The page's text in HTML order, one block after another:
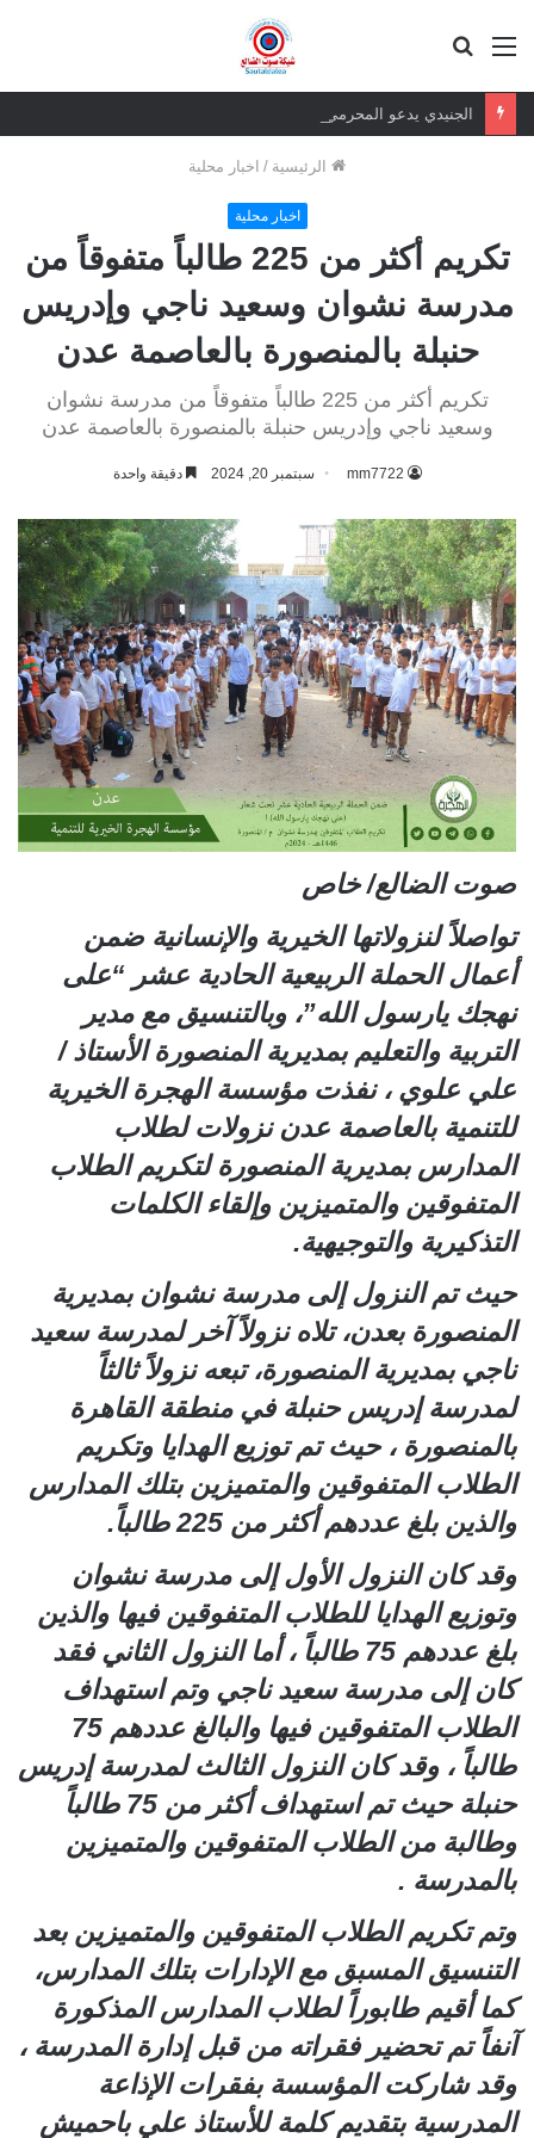
القائمة
الرئيسية / اخبار محلية
اخبار محلية
تكريم أكثر من 225 طالباً متفوقاً من
مدرسة نشوان وسعيد ناجي وإدريس
حنبلة بالمنصورة بالعاصمة عدن
تكريم أكثر من 225 طالباً متفوقاً من مدرسة نشوان
وسعيد ناجي وإدريس حنبلة بالمنصورة بالعاصمة عدن
mm7722 سبتمبر 20, 2024 دقيقة واحدة
صوت الضالع/ خاص
تواصلاً لنزولاتها الخيرية والإنسانية ضمن
أعمال الحملة الربيعية الحادية عشر “على
نهجك يارسول الله”، وبالتنسيق مع مدير
التربية والتعليم بمديرية المنصورة الأستاذ /
علي علوي ، نفذت مؤسسة الهجرة الخيرية
للتنمية بالعاصمة عدن نزولات لطلاب
المدارس بمديرية المنصورة لتكريم الطلاب
المتفوقين والمتميزين وإلقاء الكلمات
التذكيرية والتوجيهية.
حيث تم النزول إلى مدرسة نشوان بمديرية
المنصورة بعدن، تلاه نزولاً آخر لمدرسة سعيد
ناجي بمديرية المنصورة، تبعه نزولاً ثالثاً
لمدرسة إدريس حنبلة في منطقة القاهرة
بالمنصورة ، حيث تم توزيع الهدايا وتكريم
الطلاب المتفوقين والمتميزين بتلك المدارس
والذين بلغ عددهم أكثر من 225 طالباً.
وقد كان النزول الأول إلى مدرسة نشوان
وتوزيع الهدايا للطلاب المتفوقين فيها والذين
بلغ عددهم 75 طالباً ، أما النزول الثاني فقد
كان إلى مدرسة سعيد ناجي وتم استهداف
الطلاب المتفوقين فيها والبالغ عددهم 75
طالباً ، وقد كان النزول الثالث لمدرسة إدريس
حنبلة حيث تم استهداف أكثر من 75 طالباً
وطالبة من الطلاب المتفوقين والمتميزين
بالمدرسة .
وتم تكريم الطلاب المتفوقين والمتميزين بعد
التنسيق المسبق مع الإدارات بتلك المدارس،
كما أقيم طابوراً لطلاب المدارس المذكورة
آنفاً تم تحضير فقراته من قبل إدارة المدرسة ،
وقد شاركت المؤسسة بفقرات الإذاعة
المدرسية بتقديم كلمة للأستاذ علي باحميش